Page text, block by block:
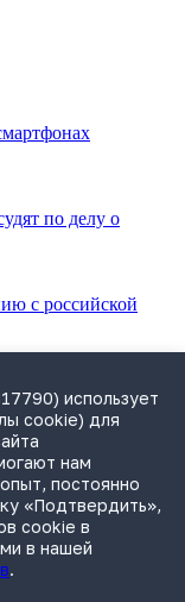
по делу о
с российской
нарушений
к 12 годам по делу
использует
cookie) для
нам
постоянно
«Подтвердить»,
cookie в
в нашей
.